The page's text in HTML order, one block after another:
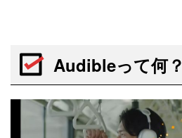
Audibleって何？